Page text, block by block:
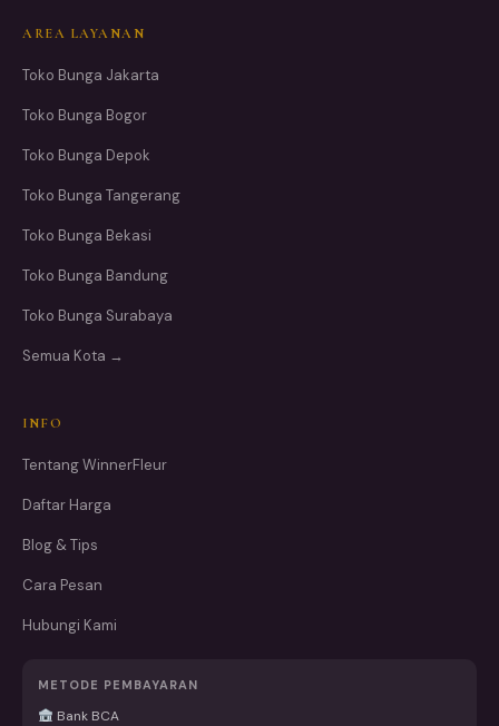
AREA LAYANAN
Toko Bunga Jakarta
Toko Bunga Bogor
Toko Bunga Depok
Toko Bunga Tangerang
Toko Bunga Bekasi
Toko Bunga Bandung
Toko Bunga Surabaya
Semua Kota →
INFO
Tentang WinnerFleur
Daftar Harga
Blog & Tips
Cara Pesan
Hubungi Kami
METODE PEMBAYARAN
Bank BCA